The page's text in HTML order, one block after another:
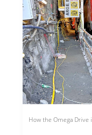
How the Omega